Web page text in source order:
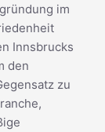
im
Innsbrucks
den
zu